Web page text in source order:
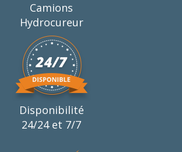
Camions
Hydrocureur
Disponibilité
24/24 et 7/7